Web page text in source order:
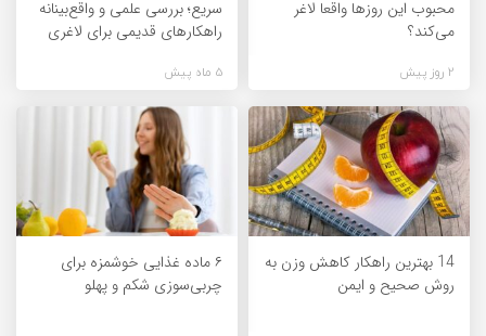
محبوب این روزها واقعا لاغر
می‌کند؟
2 روز پیش
سریع؛ بررسی علمی و واقع‌بینانه
راهکارهای قدیمی برای لاغری
5 ماه پیش
14 بهترین راهکار کاهش وزن به
روش صحیح و ایمن
۶ ماده غذایی خوشمزه برای
چربی‌سوزی شکم و پهلو